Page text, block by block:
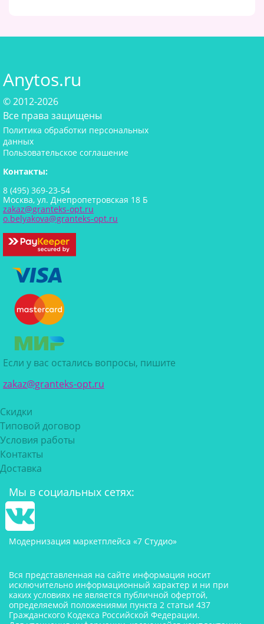
Anytos.ru
© 2012-2026
Все права защищены
Политика обработки персональных
данных
Пользовательское соглашение
Контакты:
8 (495) 369-23-54
Москва, ул. Днепропетровская 18 Б
zakaz@granteks-opt.ru
o.belyakova@granteks-opt.ru
Если у вас остались вопросы, пишите
zakaz@granteks-opt.ru
Скидки
Типовой договор
Условия работы
Контакты
Доставка
Мы в социальных сетях:
Модернизация маркетплейса «7 Студио»
Вся представленная на сайте информация носит
исключительно информационный характер и ни при
каких условиях не является публичной офертой,
определяемой положениями пункта 2 статьи 437
Гражданского Кодекса Российской Федерации.